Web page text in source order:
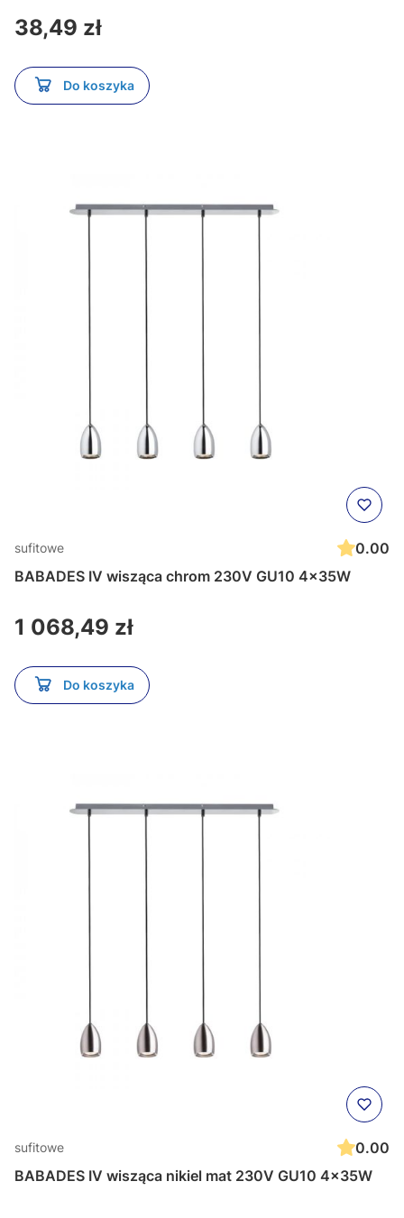
Cena
38,49 zł
Do koszyka
sufitowe
0.00
BABADES IV wisząca chrom 230V GU10 4x35W
Cena
1 068,49 zł
Do koszyka
sufitowe
0.00
BABADES IV wisząca nikiel mat 230V GU10 4x35W